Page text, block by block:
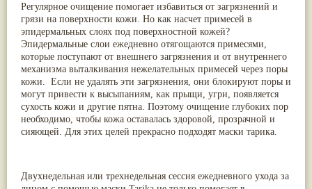
Регулярное очищение помогает избавиться от загрязнений и
грязи на поверхности кожи. Но как насчет примесей в
эпидермальных слоях под поверхностной кожей?
Эпидермальные слои ежедневно отягощаются примесями,
которые поступают от внешнего загрязнения и от внутреннего
механизма выталкивания нежелательных примесей через поры
кожи. Если не удалять эти загрязнения, они блокируют поры и
могут привести к высыпаниям, как прыщи, угри, появляется
сухость кожи и другие пятна. Поэтому очищение глубоких пор
необходимо, чтобы кожа оставалась здоровой, прозрачной и
сияющей. Для этих целей прекрасно подходят маски тарика.
Двухнедельная или трехнедельная сессия ежедневного ухода за
Каменная соль(11)
Коровье молоко(11)
Мукуна жгучая(11)
Ним(11)
Патала (11)
Перец чаба(11)
Соссюрея/кушта(11)
Турпет(11)
Алойное дерево (10)
Асафетида(10)
Пармелия(10)
Вишня гималайская(9)
Данти(9)